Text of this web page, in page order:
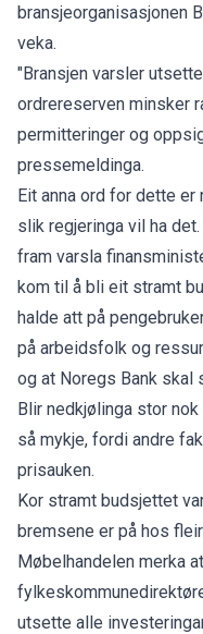
bransjeorganisasjonen
veka.
"Bransjen varsler
ordrereserven minsker
permitteringer og
pressemeldinga.
Eit anna ord for dette er
slik regjeringa vil ha
fram varsla
kom til å bli eit stramt
halde att på
på arbeidsfolk og
og at Noregs Bank skal
Blir nedkjølinga stor
så mykje, fordi andre
prisauken.
Kor stramt budsjettet
bremsene er på hos
Møbelhandelen merka
utsette alle